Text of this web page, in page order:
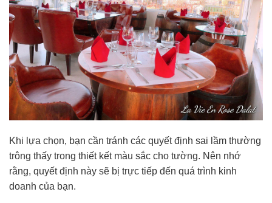
Khi lựa chọn, bạn cần tránh các quyết định sai lầm thường
trông thấy trong thiết kết màu sắc cho tường. Nên nhớ
rằng, quyết định này sẽ bị trực tiếp đến quá trình kinh
doanh của bạn.